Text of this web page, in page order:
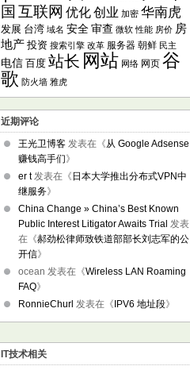
国 互联网 优化创业 加密 华南虎
发展 台湾 域名 安全 审查 微软 性能 房价 房
地产 投资 搜索引擎 改革 服务器 朝鲜 民主
电信 百度 站长 网站 网络 网页 谷
歌 防火墙 雅虎
近期评论
王光卫博客 发表在《从 Google Adsense
赚钱高手们》
er t发表在《 日本大学推出分布式VPN中
继服务》
China Change » China’s Best Known
Public Interest Litigator Awaits Trial 发表
在《郝劲松律师致铁道部部长刘志军的公
开信》
ocean 发表在《Wireless LAN Roaming
FAQ》
RonnieChurl 发表在《 IPV6 地址段》
IT技术相关